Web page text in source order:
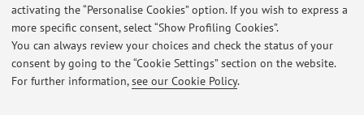
activating the “Personalise Cookies” option. If you wish to express a
more specific consent, select “Show Profiling Cookies”.
You can always review your choices and check the status of your
consent by going to the “Cookie Settings” section on the website.
For further information,see our Cookie Policy.
Latest news
Procedura per la richiesta della tesi
Published on: October 30 2018